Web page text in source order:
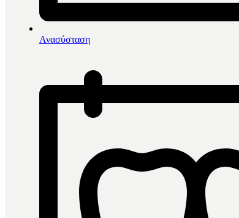
Ανασύσταση
Αρχική /
Ενδοδοντία
Βοηθήματα ενδοδοντίας